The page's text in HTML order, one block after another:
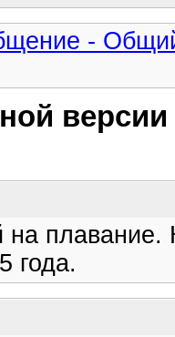
-
на
года.